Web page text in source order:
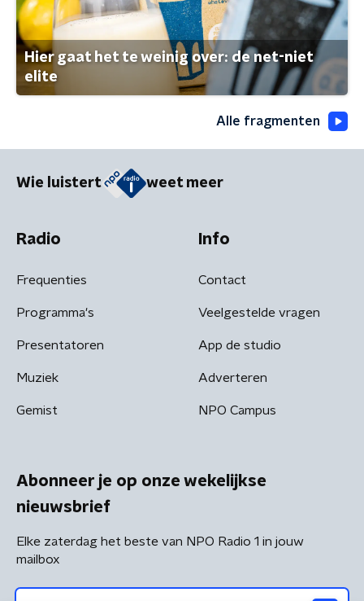
Hier gaat het te weinig over: de net-niet
elite
Alle fragmenten
Wie luistert weet meer
Radio
Frequenties
Programma's
Presentatoren
Muziek
Gemist
Info
Contact
Veelgestelde vragen
App de studio
Adverteren
NPO Campus
Abonneer je op onze wekelijkse
nieuwsbrief
Elke zaterdag het beste van NPO Radio 1 in jouw
mailbox